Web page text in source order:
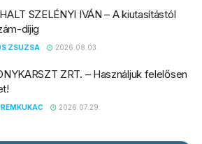
SZELÉNYI IVÁN – A kiutasítástól
díjig
ZSUZSA 2026.08.03.
ZRT. – Használjuk felelősen
2026.07.29.